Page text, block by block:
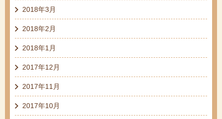
2018年3月
2018年2月
2018年1月
2017年12月
2017年11月
2017年10月